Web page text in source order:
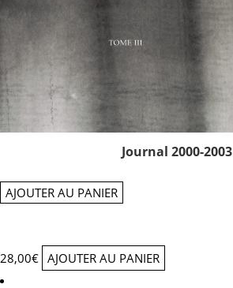
Journal 2000-2003
AJOUTER AU PANIER
28,00€ AJOUTER AU PANIER